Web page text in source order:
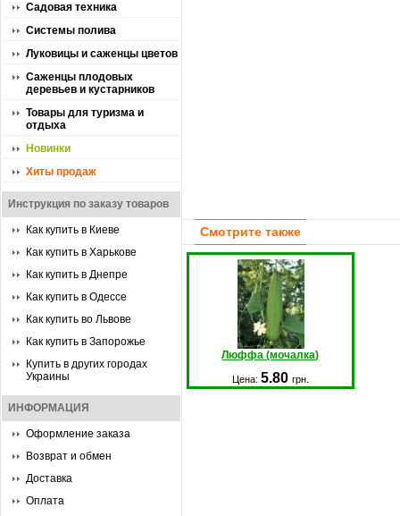
Садовая техника
Системы полива
Луковицы и саженцы цветов
Саженцы плодовых
деревьев и кустарников
Товары для туризма и
отдыха
Новинки
Хиты продаж
Инструкция по заказу товаров
Как купить в Киеве
Как купить в Харькове
Как купить в Днепре
Как купить в Одессе
Как купить во Львове
Как купить в Запорожье
Купить в других городах
Украины
ИНФОРМАЦИЯ
Оформление заказа
Возврат и обмен
Доставка
Оплата
Смотрите также
Люффа (мочалка)
Цена: 5.80 грн.